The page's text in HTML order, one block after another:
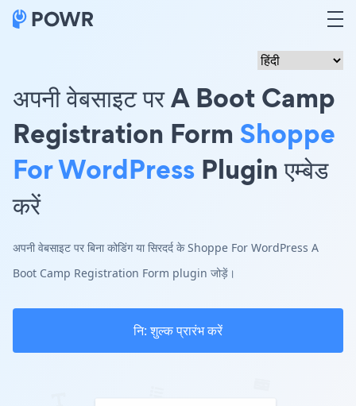
अपनी वेबसाइट पर A Boot Camp
Registration Form Shoppe
For WordPress Plugin एम्बेड
करें
अपनी वेबसाइट पर बिना कोडिंग या सिरदर्द के Shoppe For WordPress A
Boot Camp Registration Form plugin जोड़ें।
नि: शुल्क प्रारंभ करें